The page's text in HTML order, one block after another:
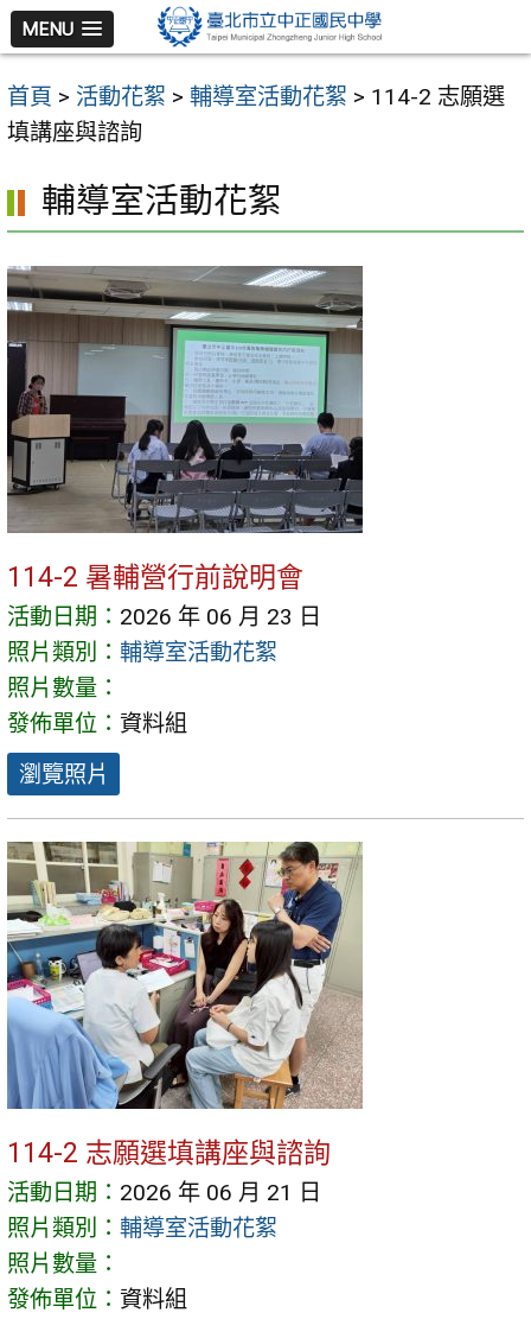
跳
至
主
要
容
區
MENU
首頁 > 活動花絮 > 輔導室活動花絮 > 114-2 志願選
填講座與諮詢
輔導室活動花絮
114-2 暑輔營行前說明會
活動日期： 2026 年 06 月 23 日
照片類別： 輔導室活動花絮
照片數量：
發佈單位： 資料組
瀏覽照片
114-2 志願選填講座與諮詢
活動日期： 2026 年 06 月 21 日
照片類別： 輔導室活動花絮
照片數量：
發佈單位： 資料組